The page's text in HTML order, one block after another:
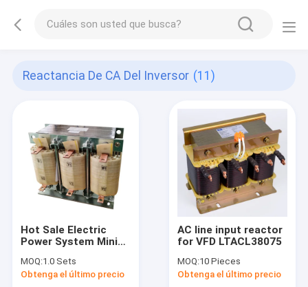
Reactancia De CA Del Inversor (11)
Hot Sale Electric
Power System Mini
Reactor Lifting
Industrial AC Reactor
MOQ:1.0 Sets
Obtenga el último precio
AC line input reactor
for VFD LTACL38075
MOQ:10 Pieces
Obtenga el último precio